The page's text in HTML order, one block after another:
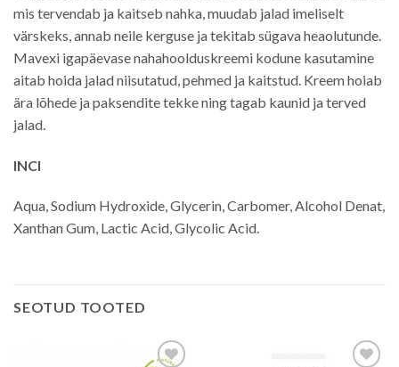
mis tervendab ja kaitseb nahka, muudab jalad imeliselt
värskeks, annab neile kerguse ja tekitab sügava heaolutunde.
Mavexi igapäevase nahahoolduskreemi kodune kasutamine
aitab hoida jalad niisutatud, pehmed ja kaitstud. Kreem hoiab
ära lõhede ja paksendite tekke ning tagab kaunid ja terved
jalad.
INCI
Aqua, Sodium Hydroxide, Glycerin, Carbomer, Alcohol Denat,
Xanthan Gum, Lactic Acid, Glycolic Acid.
SEOTUD TOOTED